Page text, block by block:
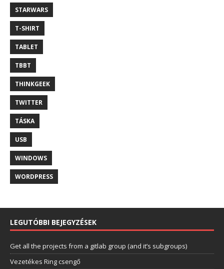
STARWARS
T-SHIRT
TABLET
TBBT
THINKGEEK
TWITTER
TÁSKA
USB
WINDOWS
WORDPRESS
LEGUTÓBBI BEJEGYZÉSEK
Get all the projects from a gitlab group (and it’s subgroups)
Vezetékes Ring csengő